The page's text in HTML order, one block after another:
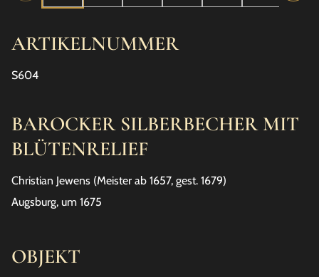
OBJEKT
ARTIKELNUMMER
S604
BAROCKER SILBERBECHER MIT
BLÜTENRELIEF
Christian Jewens (Meister ab 1657, gest. 1679)
Augsburg, um 1675